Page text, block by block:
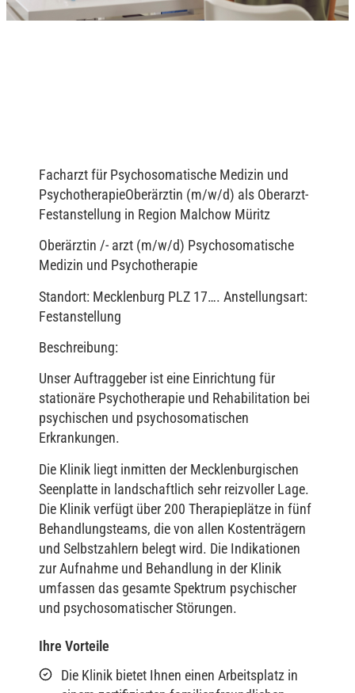
Facharzt für Psychosomatische Medizin und
PsychotherapieOberärztin (m/w/d) als Oberarzt-
Festanstellung in Region Malchow Müritz
Oberärztin /- arzt (m/w/d) Psychosomatische
Medizin und Psychotherapie
Standort: Mecklenburg PLZ 17…. Anstellungsart:
Festanstellung
Beschreibung:
Unser Auftraggeber ist eine Einrichtung für
stationäre Psychotherapie und Rehabilitation bei
psychischen und psychosomatischen
Erkrankungen.
Die Klinik liegt inmitten der Mecklenburgischen
Seenplatte in landschaftlich sehr reizvoller Lage.
Die Klinik verfügt über 200 Therapieplätze in fünf
Behandlungsteams, die von allen Kostenträgern
und Selbstzahlern belegt wird. Die Indikationen
zur Aufnahme und Behandlung in der Klinik
umfassen das gesamte Spektrum psychischer
und psychosomatischer Störungen.
Ihre Vorteile
Die Klinik bietet Ihnen einen Arbeitsplatz in